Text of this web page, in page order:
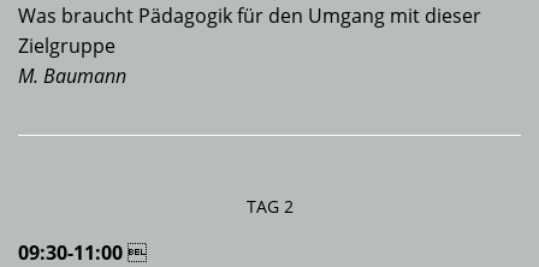
Was braucht Pädagogik für den Umgang mit dieser
Zielgruppe
M. Baumann
TAG 2
09:30-11:00